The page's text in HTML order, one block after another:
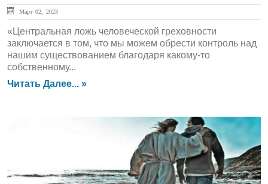
Март 02, 2023
«Центральная ложь человеческой греховности
заключается в том, что мы можем обрести контроль над
нашим существованием благодаря какому-то
собственному...
Читать Далее... »